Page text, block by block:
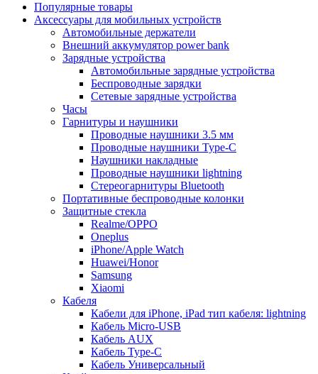
Популярные товары
Аксессуары для мобильных устройств
Автомобильные держатели
Внешний аккумулятор power bank
Зарядные устройства
Автомобильные зарядные устройства
Беспроводные зарядки
Сетевые зарядные устройства
Часы
Гарнитуры и наушники
Проводные наушники 3.5 мм
Проводные наушники Type-C
Наушники накладные
Проводные наушники lightning
Стереогарнитуры Bluetooth
Портативные беспроводные колонки
Защитные стекла
Realme/OPPO
Oneplus
iPhone/Apple Watch
Huawei/Honor
Samsung
Xiaomi
Кабеля
Кабели для iPhone, iPad тип кабеля: lightning
Кабель Micro-USB
Кабель AUX
Кабель Type-C
Кабель Универсальный